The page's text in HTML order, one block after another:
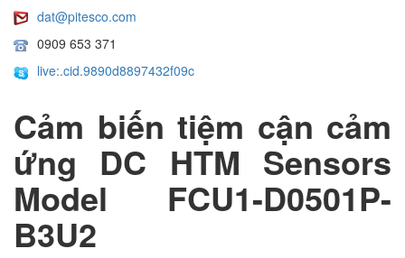
dat@pitesco.com
0909 653 371
live:.cid.9890d8897432f09c
Cảm biến tiệm cận cảm
ứng DC HTM Sensors
Model FCU1-D0501P-
B3U2